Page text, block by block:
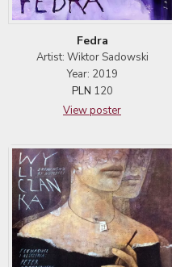
Fedra
Artist: Wiktor Sadowski
Year: 2019
PLN 120
View poster